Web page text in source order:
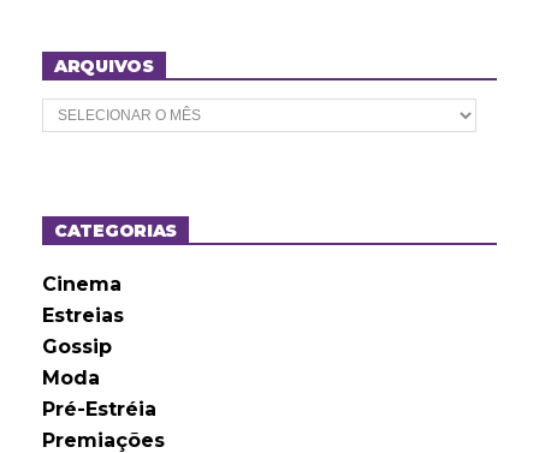
ARQUIVOS
A
r
o
sCATEGORIAS
Cinema
Estreias
Gossip
Moda
Pré-Estréia
Premiações